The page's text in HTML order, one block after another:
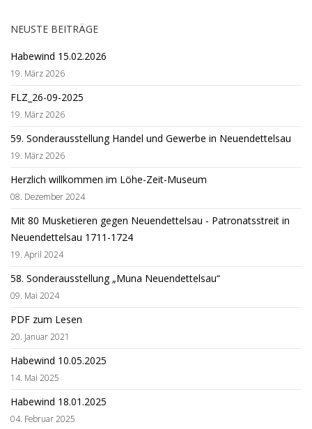
NEUSTE BEITRÄGE
Habewind 15.02.2026
19. März 2026
FLZ_26-09-2025
19. März 2026
59. Sonderausstellung Handel und Gewerbe in Neuendettelsau
19. März 2026
Herzlich willkommen im Löhe-Zeit-Museum
08. Dezember 2024
Mit 80 Musketieren gegen Neuendettelsau - Patronatsstreit in
Neuendettelsau 1711-1724
19. April 2024
58. Sonderausstellung „Muna Neuendettelsau“
09. Mai 2024
PDF zum Lesen
20. Januar 2021
Habewind 10.05.2025
14. Mai 2025
Habewind 18.01.2025
04. Februar 2025